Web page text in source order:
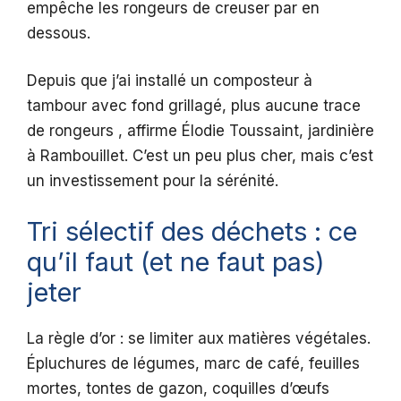
empêche les rongeurs de creuser par en
dessous.
Depuis que j’ai installé un composteur à
tambour avec fond grillagé, plus aucune trace
de rongeurs , affirme Élodie Toussaint, jardinière
à Rambouillet. C’est un peu plus cher, mais c’est
un investissement pour la sérénité.
Tri sélectif des déchets : ce
qu’il faut (et ne faut pas)
jeter
La règle d’or : se limiter aux matières végétales.
Épluchures de légumes, marc de café, feuilles
mortes, tontes de gazon, coquilles d’œufs